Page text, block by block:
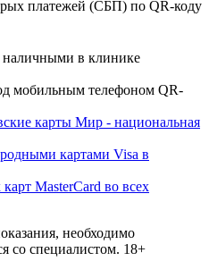
QR-
необходимо
со специалистом. 18+